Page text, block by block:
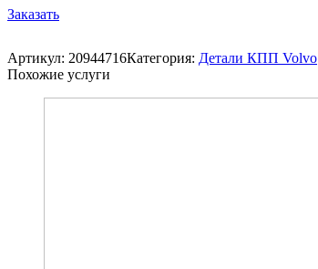
Заказать
Артикул: 20944716Категория: Детали КПП Volvo
Похожие услуги